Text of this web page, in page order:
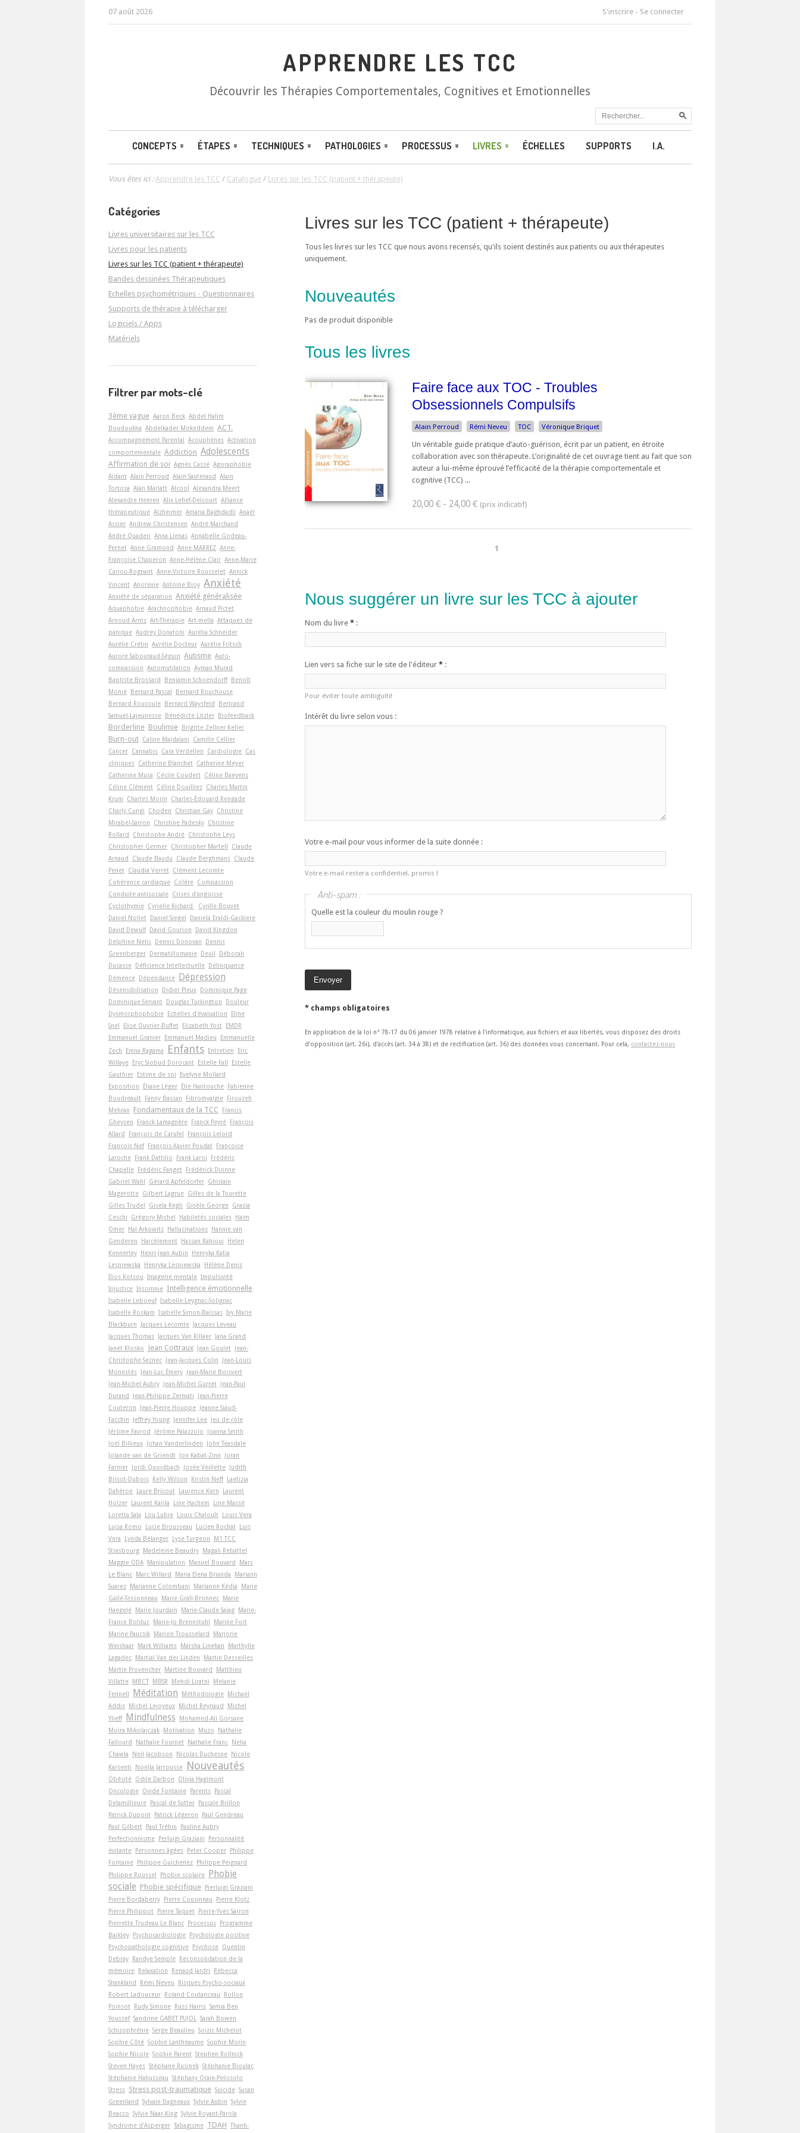
07 août 2026 S'inscrire - Se connecter
APPRENDRE LES TCC
Découvrir les Thérapies Comportementales, Cognitives et Emotionnelles
CONCEPTS ÉTAPES TECHNIQUES PATHOLOGIES PROCESSUS LIVRES ÉCHELLES SUPPORTS I.A.
Vous êtes ici :Apprendre les TCC / Catalogue / Livres sur les TCC (patient + thérapeute)
Livres sur les TCC (patient + thérapeute)
Tous les livres sur les TCC que nous avons recensés, qu'ils soient destinés aux patients ou aux thérapeutes
uniquement.
Nouveautés
Pas de produit disponible
Tous les livres
Faire face aux TOC - Troubles
Obsessionnels Compulsifs
Alain Perroud Rémi Neveu TOC Véronique Briquet
Un véritable guide pratique d’auto-guérison, écrit par un patient, en étroite
collaboration avec son thérapeute. L’originalité de cet ouvrage tient au fait que son
auteur a lui-même éprouvé l’efficacité de la thérapie comportementale et
cognitive (TCC) ...
20,00 € - 24,00 €
1
Nous suggérer un livre sur les TCC à ajouter
Nom du livre * :
Lien vers sa fiche sur le site de l'éditeur * :
Pour éviter toute ambiguïté
Intérêt du livre selon vous :
Votre e-mail pour vous informer de la suite donnée :
Votre e-mail restera confidentiel, promis !
Anti-spam :
Quelle est la couleur du moulin rouge ?
* champs obligatoires
En application de la loi n° 78-17 du 06 janvier 1978 relative à l'informatique, aux fichiers et aux libertés, vous disposez des droits
d'opposition (art. 26i), d'accès (art. 34 à 38) et de rectification (art. 36) des données vous concernant. Pour cela, contactez-nous
Catégories
Livres universitaires sur les TCC
Livres pour les patients
Livres sur les TCC (patient + thérapeute)
Bandes dessinées Thérapeutiques
Echelles psychométriques - Questionnaires
Supports de thérapie à télécharger
Logiciels / Apps
Matériels
Filtrer par mots-clé
3ème vague Aaron Beck Abdel Halim
Boudoukha Abdelkader Mokeddem ACT.
Accompagnement Parental Acouphènes Activation
comportementale Addiction Adolescents
Affirmation de soi Agnès Cassé Agoraphobie
Aidant Alain Perroud Alain Sauteraud Alain
Tortosa Alan Marlatt Alcool Alexandra Meert
Alexandre Heeren Alix Lefief-Delcourt Alliance
thérapeutique Alzheimer Amaria Baghdadli Anaël
Assier Andrew Christensen André Marchand
André Quaderi Anna Llenas Annabelle Godeau-
Pernet Anne Gramond Anne MARREZ Anne-
Françoise Chaperon Anne-Hélène Clair Anne-Marie
Cariou-Rognant Anne-Victoire Rousselet Annick
Vincent Anorexie Antoine Bioy Anxiété
Anxiété de séparation Anxiété généralisée
Aquaphobie Arachnophobie Arnaud Pictet
Arnoud Arntz Art-Thérapie Art-­mella Attaques de
panique Audrey Donatoni Aurélia Schneider
Aurélie Crétin Aurélie Docteur Aurélie Fritsch
Aurore Sabouraud-Séguin Autisme Auto-
compassion Automutilation Ayman Murad
Baptiste Brossard
Benjamin Schoendorff Benoît
Monié Bernard Pascal
Bernard Rouchouse
Bernard Roucoule Bernard Waysfeld
Bertrand
Samuel-Lajeunesse Bénédicte Litzler Biofeedback
Borderline Boulimie Brigitte Zellner Keller
Burn-out Caline Majdalani
Camille Cellier
Cancer Cannabis Cara Verdellen Cardiologie Cas
cliniques Catherine Blanchet Catherine Meyer
Catherine Musa
Cécile Coudert Céline Baeyens
Céline Clément Céline Douilliez Charles Martin
Krum
Charles Morin
Charles-Édouard Rengade
Charly Cungi
Choden Christian Gay Christine
Mirabel-Sarron
Christine Padesky Christine
Rollard
Christophe André Christophe Leys
Christopher Germer Christopher Martell
Claude
Arnaud
Claude Baudu Claude Berghmans Claude
Penet Claudia Verret Clément Lecomte
Cohérence cardiaque Colère Compassion
Conduite antisociale Crises d'angoisse
Cyclothymie Cyrielle Richard
Cyrille Bouvet
Daniel Nollet Daniel Siegel
Daniela Eraldi-Gackiere
David Dewulf David Gourion
David Kingdon
Delphine Nelis Dennis Donovan
Dennis
Greenberger Dermatillomanie Deuil
Déborah
Ducasse Déficience Intellectuelle Délinquance
Démence Dépendance Dépression
Désensibilisation Didier Pleux Dominique Page
Dominique Servant Douglas Turkington
Douleur
Dysmorphophobie Echelles d'évaluation
Eline
Snel
Elise Ouvrier-Buffet Elizabeth Yost EMDR
Emmanuel Granier Emmanuel Madieu
Emmanuelle
Zech
Emna Ragama Enfants Entretien
Eric
Willaye Eryc Siobud Dorocant Estelle Fall
Estelle
Gauthier Estime de soi
Evelyne Mollard
Exposition
Éliane Léger Élie Hantouche Fabienne
Boudreault Fanny Bassan Fibromyalgie Firouzeh
Mehran
Fondamentaux de la TCC
Francis
Gheysen
Franck Lamagnère Franck Peyré François
Allard
François de Carufel
François Lelord
François Nef François-Xavier Poudat Françoise
Laroche Frank Dattilio Frank Laroi
Frédéric
Chapelle Frédéric Fanget Frédérick Dionne
Gabriel Wahl
Gérard Apfeldorfer Ghislain
Magerotte Gilbert Lagrue Gilles de la Tourette
Gilles Trudel
Gisela Regli Gisèle George Grazia
Ceschi
Grégory Michel Habiletés sociales Haim
Omer Hal Arkowitz Hallucinations Hannie van
Genderen
Harcèlement Hassan Rahioui
Helen
Kennerley Henri-Jean Aubin
Henryka Katia
Lesniewska
Henryka Lesniewska
Hélène Denis
Ilios Kotsou Imagerie mentale Impulsivité
Injustice Insomnie Intelligence émotionnelle
Isabelle Leboeuf Isabelle Leygnac-Solignac
Isabelle Roskam Isabelle Simon-Baïssas Ivy Marie
Blackburn
Jacques Lecomte Jacques Leveau
Jacques Thomas Jacques Van Rillaer Jana Grand
Janet Klosko
Jean Cottraux Jean Goulet Jean-
Christophe Seznec Jean-Jacques Colin
Jean-Louis
Monestès Jean-Luc Émery Jean-Marie Boisvert
Jean-Michel Aubry Jean-Michel Gurret Jean-Paul
Durand
Jean-Philippe Zermati
Jean-Pierre
Couteron
Jean-Pierre Houppe Jeanne Siaud-
Facchin
Jeffrey Young Jennifer Lee Jeu de rôle
Jérôme Favrod
Jérôme Palazzolo
Joanna Smith
Joël Billieux Johan Vanderlinden
John Teasdale
Jolande van de Griendt Jon Kabat-Zinn
Joran
Farnier Jordi Quoidbach Josée Veillette Judith
Brisot-Dubois Kelly Wilson Kristin Neff Laetizia
Dahéron
Laure Bricout Laurence Kern
Laurent
Holzer Laurent Karila Line Hachem
Line Massé
Loretta Sala
Lou Lubie Louis Chaloult Louis Vera
Lucia Romo
Lucie Brousseau Lucien Rochat Luis
Vera
Lynda Bélanger Lyse Turgeon
M1 TCC
Strasbourg Madeleine Beaudry Magali Rebattel
Maggie ODA Manipulation Manuel Bouvard
Marc
Le Blanc Marc Willard Maria Elena Brianda
Mariann
Suarez Marianne Colombani Marianne Kédia
Marie
Gallé-Tessonneau
Marie Grall-Bronnec Marie
Haegelé Marie Jourdain Marie-Claude Saiag Marie-
France Bolduc Marie-Jo Brennstuhl
Marine Fort
Marine Paucsik Marion Trousselard
Marjorie
Weishaar Mark Williams Marsha Linehan
Marthylle
Lagadec Martial Van der Linden
Martin Desseilles
Martin Provencher Martine Bouvard
Matthieu
Villatte MBCT MBSR Mehdi Liratni
Melanie
Fennell
Méditation Méthodologie Michael
Addis Michel Lejoyeux Michel Reynaud
Michel
Ylieff
Mindfulness
Mohamed-Ali Gorsane
Moïra Mikolajczak Motivation Muzo
Nathalie
Fallourd
Nathalie Fournet Nathalie Franc Neha
Chawla
Neil Jacobson Nicolas Duchesne Nicole
Karsenti
Noëlla Jarrousse Nouveautés
Obésité Odile Darbon
Olivia Hagimont
Oncologie Ovide Fontaine Parents Pascal
Delamillieure Pascal de Sutter Pascale Brillon
Patrick Dupont Patrick Légeron
Paul Gendreau
Paul Gilbert Paul Tréhin
Pauline Aubry
Perfectionnisme Perluigi Graziani
Personnalité
évitante Personnes âgées Peter Cooper Philippe
Fontaine Philippe Guichenez Philippe Peignard
Philippe Roussel
Phobie scolaire
Phobie
sociale Phobie spécifique Pierluigi Graziani
Pierre Bordaberry Pierre Cousineau
Pierre Klotz
Pierre Philippot Pierre Taquet Pierre-Yves Sarron
Pierrette Trudeau Le Blanc Processus Programme
Barkley Psychocardiologie Psychologie positive
Psychopathologie cognitive Psychose Quentin
Debray Randye Semple Reconsolidation de la
mémoire Relaxation Renaud Jardri
Rébecca
Shankland
Rémi Neveu
Risques Psycho-sociaux
Robert Ladouceur Roland Coutanceau
Rollon
Poinsot Rudy Simone Russ Harris Samia Ben
Youssef Sandrine GABET PUJOL
Sarah Bowen
Schizophrénie Serge Beaulieu Soizic Michelot
Sophie Côté Sophie Lantheaume Sophie Morin
Sophie Nicole Sophie Parent Stephen Rollnick
Steven Hayes Stéphane Rusinek Stéphanie Bioulac
Stéphanie Hahusseau Stéphany Orain-Pelissolo
Stress Stress post-traumatique Suicide Susan
Greenland Sylvain Dagneaux Sylvie Aubin Sylvie
Beacco Sylvie Naar-King Sylvie Royant-Parola
Syndrome d'Asperger Tabagisme TDAH Thanh-